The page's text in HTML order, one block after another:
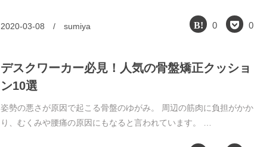
2020-03-08 / sumiya 0 0
デスクワーカー必見！人気の骨盤矯正クッショ
ン10選
姿勢の悪さが原因で起こる骨盤のゆがみ。 周辺の筋肉に負担がかか
り、むくみや腰痛の原因にもなると言われています。 …